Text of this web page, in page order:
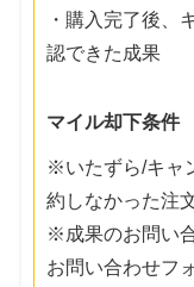
・購入完了後、
認できた成果
マイル却下条件
※いたずら/キャ
約しなかった注文
※成果のお問い
お問い合わせフ